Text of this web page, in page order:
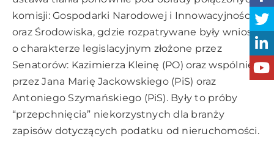
komisji: Gospodarki Narodowej i Innowacyjności
oraz Środowiska, gdzie rozpatrywane były wnioski
o charakterze legislacyjnym złożone przez
Senatorów: Kazimierza Kleinę (PO) oraz wspólnie
przez Jana Marię Jackowskiego (PiS) oraz
Antoniego Szymańskiego (PiS). Były to próby
“przepchnięcia” niekorzystnych dla branży
zapisów dotyczących podatku od nieruchomości.